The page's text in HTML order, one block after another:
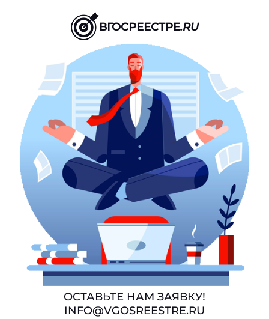
ВГОСРЕЕСТРЕ.RU
ОСТАВЬТЕ НАМ ЗАЯВКУ!
INFO@VGOSREESTRE.RU